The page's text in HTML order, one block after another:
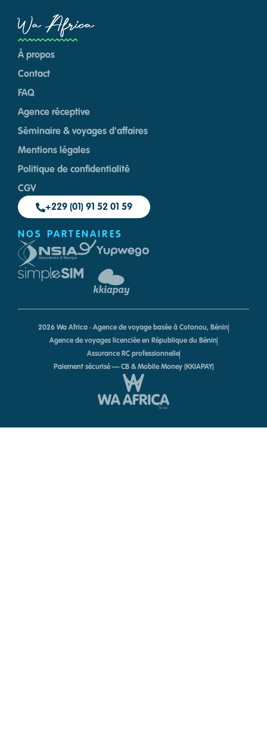
Wa Africa
À propos
Contact
FAQ
Agence réceptive
Séminaire & voyages d'affaires
Mentions légales
Politique de confidentialité
CGV
+229 (01) 91 52 01 59
NOS PARTENAIRES
2026 Wa Africa · Agence de voyage basée à Cotonou, Bénin
Agence de voyages licenciée en République du Bénin
Assurance RC professionnelle
Paiement sécurisé — CB & Mobile Money (KKIAPAY)